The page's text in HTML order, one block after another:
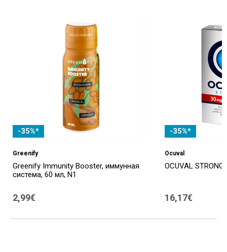
-35%*
Greenify
Greenify Immunity Booster, иммунная
система, 60 мл, N1
2,99€
-35%*
Ocuval
OCUVAL
16,17€